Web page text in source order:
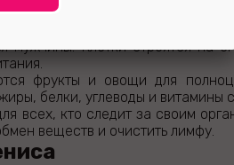
результат. Правильно
в свой режим полезные
мужчины. Клетки строятся на
фрукты и овощи для
белки, углеводы и витамины
всех, кто следит за своим
веществ и очистить лимфу.